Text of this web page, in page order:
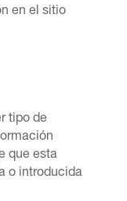
en el sitio
tipo de
que esta
o introducida